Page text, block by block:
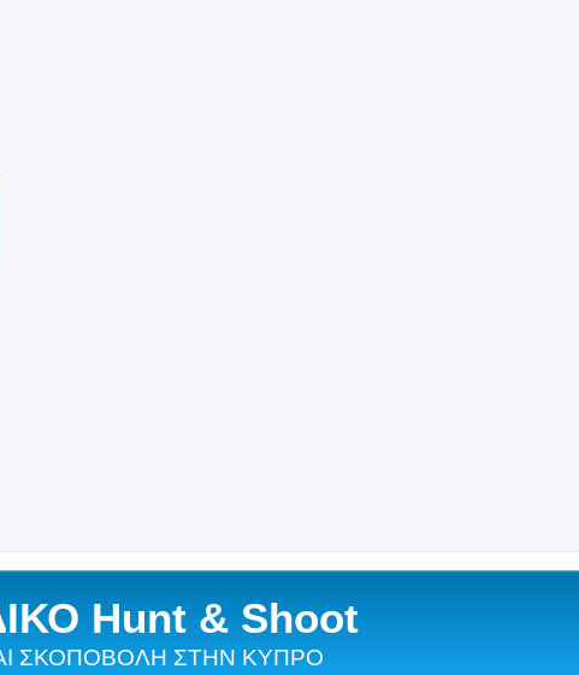
Hunt & Shoot
ΣΚΟΠΟΒΟΛΗ ΣΤΗΝ ΚΥΠΡΟ